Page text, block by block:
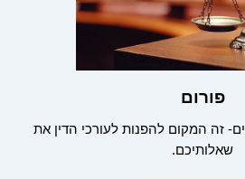
פורום
זה המקום להפנות לעורכי הדין את
שאלותיכם.